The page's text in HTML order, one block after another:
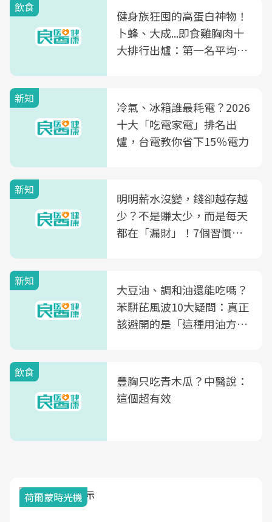
飲食
健身族狂囤的高蛋白神物！
卜蜂、大成...即食雞胸肉十
大排行出爐：第一名平均一
新知
冷氣、冰箱誰最耗電？2026
十大「吃電家電」排名出
爐，台電教你省下15％電力
新知
明明薪水沒變，錢卻越存越
少？不是賺太少，而是每天
都在「漏財」！7個習慣一
新知
大豆油、調和油還能吃嗎？
苯駢芘風波10大疑問：真正
該避開的是「這種用油方
飲食
豐胸只吃青木瓜？中醫說：
這個超有效
荷爾蒙時光機